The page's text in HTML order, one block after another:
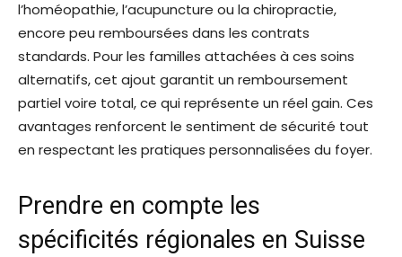
l’homéopathie, l’acupuncture ou la chiropractie,
encore peu remboursées dans les contrats
standards. Pour les familles attachées à ces soins
alternatifs, cet ajout garantit un remboursement
partiel voire total, ce qui représente un réel gain. Ces
avantages renforcent le sentiment de sécurité tout
en respectant les pratiques personnalisées du foyer.
Prendre en compte les
spécificités régionales en Suisse